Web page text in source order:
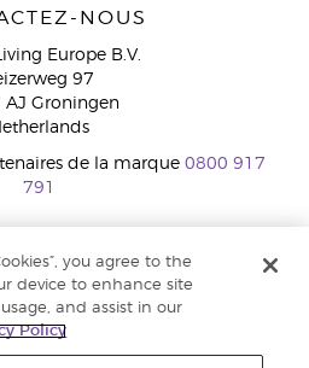
NOUS
Europe B.V.
97
AJ Groningen
de la marque 0800 917
791
Essential Oils. Tous droits réservés. |
de confidentialité
you agree to the
device to enhance site
and assist in our
Policy